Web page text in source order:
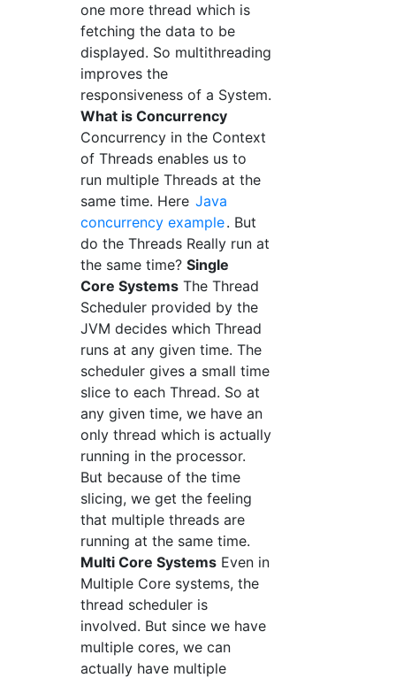
one more thread which is
fetching the data to be
displayed. So multithreading
improves the
responsiveness of a System.
What is Concurrency
Concurrency in the Context
of Threads enables us to
run multiple Threads at the
same time. Here Java
concurrency example. But
do the Threads Really run at
the same time?Single
Core Systems The Thread
Scheduler provided by the
JVM decides which Thread
runs at any given time. The
scheduler gives a small time
slice to each Thread. So at
any given time, we have an
only thread which is actually
running in the processor.
But because of the time
slicing, we get the feeling
that multiple threads are
running at the same time.
Multi Core Systems Even in
Multiple Core systems, the
thread scheduler is
involved. But since we have
multiple cores, we can
actually have multiple